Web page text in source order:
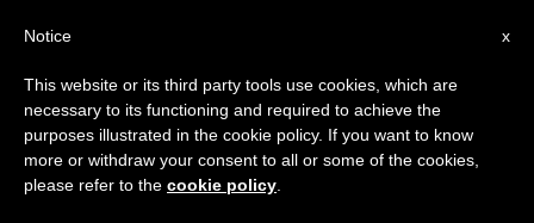
PAPAS
×
Aviso importante
Del 27 de julio al 7 de agosto haremos la pausa
anual, aprovechando que en el periodo de verano
se generan menos informaciones y también el
x
Notice
This website or its third party tools use cookies, which are
necessary to its functioning and required to achieve the
purposes illustrated in the cookie policy. If you want to know
more or withdraw your consent to all or some of the cookies,
please refer to the cookie policy